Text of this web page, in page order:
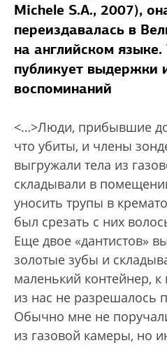
Michele S.A., 2007),
переиздавалась в
на английском языке.
публикует выдержки
воспоминаний
<…>Люди, прибывшие
что убиты, и члены
выгружали тела из
складывали в
уносить трупы в
был срезать с них
Еще двое «дантистов»
золотые зубы и
маленький контейнер,
из нас не разрешалось
Обычно мне не
из газовой камеры, но